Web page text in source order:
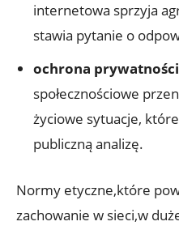
internetowa sprzyja
stawia pytanie o
ochrona prywatności
społecznościowe
życiowe sytuacje,
publiczną analizę.
Normy etyczne,które
zachowanie w sieci,w